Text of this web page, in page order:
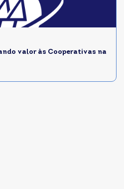
valor às Cooperativas na